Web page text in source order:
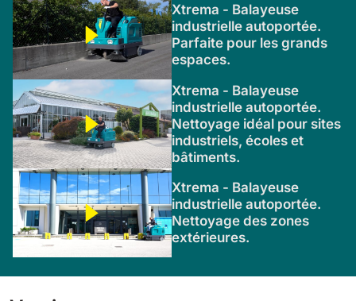
Xtrema - Balayeuse
industrielle autoportée.
Parfaite pour les grands
espaces.
Xtrema - Balayeuse
industrielle autoportée.
Nettoyage idéal pour sites
industriels, écoles et
bâtiments.
Xtrema - Balayeuse
industrielle autoportée.
Nettoyage des zones
extérieures.